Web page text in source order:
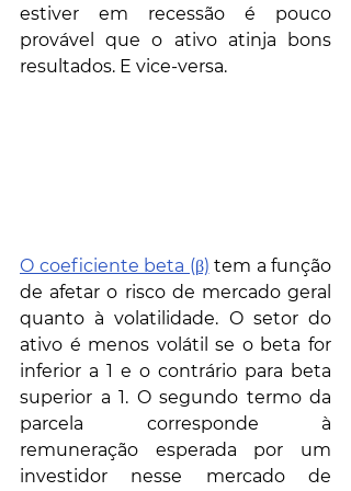
estiver em recessão é pouco
provável que o ativo atinja bons
resultados. E vice-versa.
O coeficiente beta (β) tem a função
de afetar o risco de mercado geral
quanto à volatilidade. O setor do
ativo é menos volátil se o beta for
inferior a 1 e o contrário para beta
superior a 1. O segundo termo da
parcela corresponde à
remuneração esperada por um
investidor nesse mercado de